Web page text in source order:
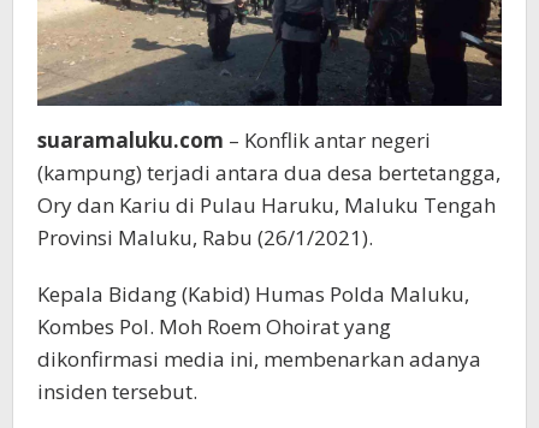
suaramaluku.com – Konflik antar negeri
(kampung) terjadi antara dua desa bertetangga,
Ory dan Kariu di Pulau Haruku, Maluku Tengah
Provinsi Maluku, Rabu (26/1/2021).
Kepala Bidang (Kabid) Humas Polda Maluku,
Kombes Pol. Moh Roem Ohoirat yang
dikonfirmasi media ini, membenarkan adanya
insiden tersebut.